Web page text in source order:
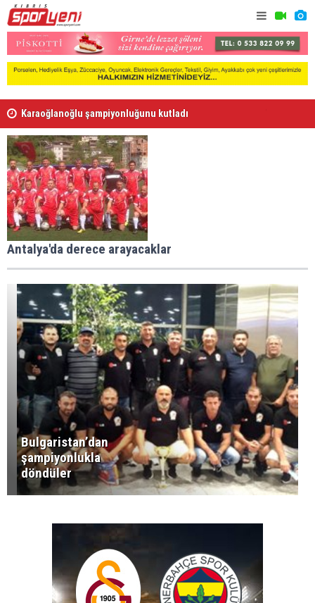
Voleybolda transfer dönemi sürüyor
Antalya'da derece arayacaklar
Bulgaristan’dan
şampiyonlukla
döndüler